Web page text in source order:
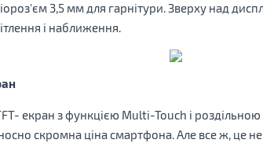
3,5 мм для гарнітури. Зверху над
і наближення.
екран з функцією Multi-Touch і роздільною
скромна ціна смартфона. Але все ж, це